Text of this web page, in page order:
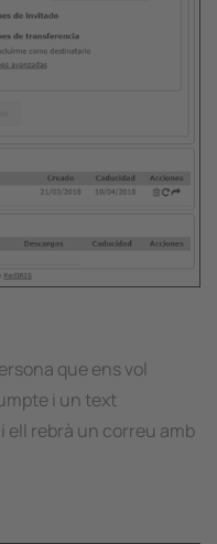
que ens vol
i un text
ell rebrà un correu amb